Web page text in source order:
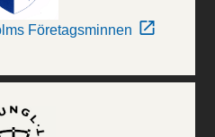
Företagsminnen